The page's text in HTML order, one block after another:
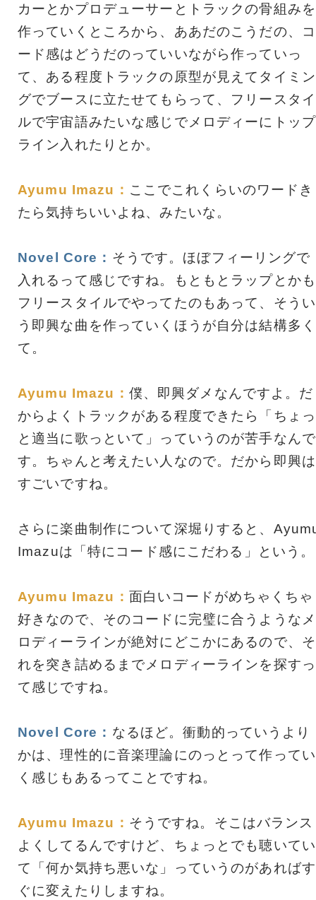
カーとかプロデューサーとトラックの骨組みを
作っていくところから、ああだのこうだの、コ
ード感はどうだのっていいながら作っていっ
て、ある程度トラックの原型が見えてタイミン
グでブースに立たせてもらって、フリースタイ
ルで宇宙語みたいな感じでメロディーにトップ
ライン入れたりとか。
Ayumu Imazu： ここでこれくらいのワードき
たら気持ちいいよね、みたいな。
Novel Core： そうです。ほぼフィーリングで
入れるって感じですね。もともとラップとかも
フリースタイルでやってたのもあって、そうい
う即興な曲を作っていくほうが自分は結構多く
て。
Ayumu Imazu： 僕、即興ダメなんですよ。だ
からよくトラックがある程度できたら「ちょっ
と適当に歌っといて」っていうのが苦手なんで
す。ちゃんと考えたい人なので。だから即興は
すごいですね。
さらに楽曲制作について深堀りすると、
Imazuは「特にコード感にこだわる」という。
Ayumu Imazu： 面白いコードがめちゃくちゃ
好きなので、そのコードに完璧に合うようなメ
ロディーラインが絶対にどこかにあるので、そ
れを突き詰めるまでメロディーラインを探すっ
て感じですね。
Novel Core： なるほど。衝動的っていうより
かは、理性的に音楽理論にのっとって作ってい
く感じもあるってことですね。
Ayumu Imazu： そうですね。そこはバランス
よくしてるんですけど、ちょっとでも聴いてい
て「何か気持ち悪いな」っていうのがあればす
ぐに変えたりしますね。